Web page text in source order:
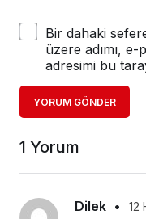
Bir dahaki
üzere adımı,
adresimi bu
YORUM GÖNDER
1 Yorum
Dilek •
12